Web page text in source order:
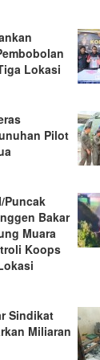
Lokasi
Pilot
Puncak
Bakar
Muara
Koops
Sindikat
Miliaran